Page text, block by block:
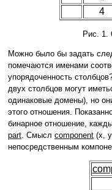
4
Рис. 1.
Можно было бы задать
помечаются именами
упорядоченность
двух столбцов могут
одинаковые домены), но
этого отношения.
бинарное отношение,
part. Смысл component (x,
непосредственным